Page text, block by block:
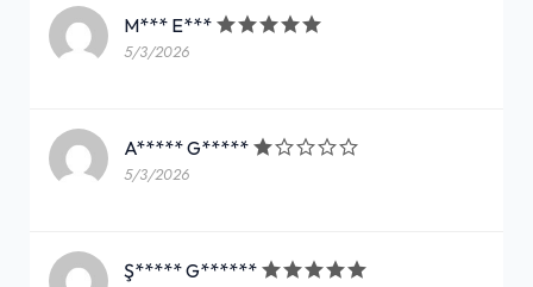
+
55,00₺
Cam şişe
By Yayık Ayran
M*** E***
5/3/2026
A***** G*****
5/3/2026
Ş***** G******